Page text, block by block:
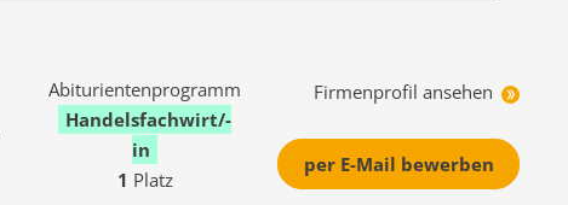
Abiturientenprogramm
Handelsfachwirt/-
in
1 Platz
Firmenprofil ansehen
per E-Mail bewerben